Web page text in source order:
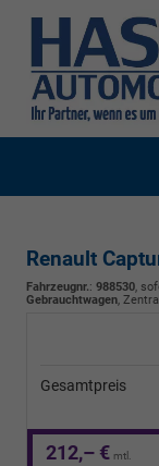
Renault
Fahrzeugnr.: 988530,
Gebrauchtwagen,
Gesamtpreis
212,– € mtl.